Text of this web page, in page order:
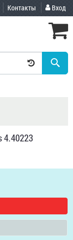
Контакты Вход
4.40223